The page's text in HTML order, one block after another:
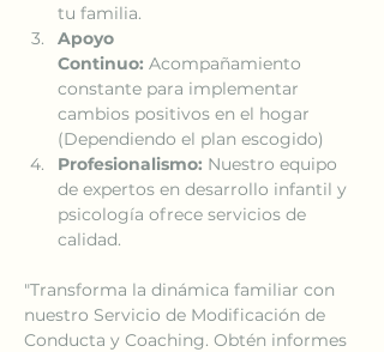
tu familia.
Apoyo
Continuo: Acompañamiento
constante para implementar
cambios positivos en el hogar
(Dependiendo el plan escogido)
Profesionalismo: Nuestro equipo
de expertos en desarrollo infantil y
psicología ofrece servicios de
calidad.
"Transforma la dinámica familiar con
nuestro Servicio de Modificación de
Conducta y Coaching. Obtén informes